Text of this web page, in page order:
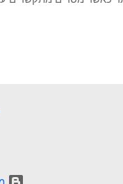
אפקטיבי, ואחרים